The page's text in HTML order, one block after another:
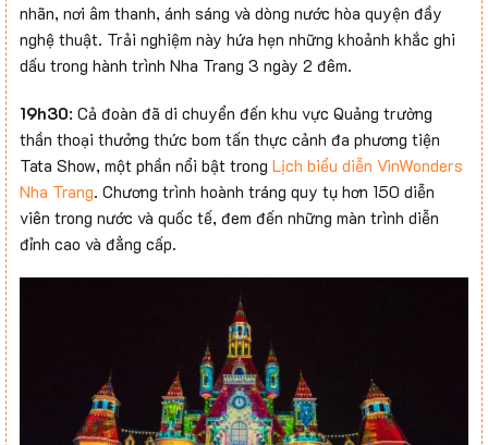
nhãn, nơi âm thanh, ánh sáng và dòng nước hòa quyện đầy
nghệ thuật. Trải nghiệm này hứa hẹn những khoảnh khắc ghi
dấu trong hành trình Nha Trang 3 ngày 2 đêm.
19h30: Cả đoàn đã di chuyển đến khu vực Quảng trường
thần thoại thưởng thức bom tấn thực cảnh đa phương tiện
Tata Show, một phần nổi bật trong Lịch biểu diễn VinWonders
Nha Trang. Chương trình hoành tráng quy tụ hơn 150 diễn
viên trong nước và quốc tế, đem đến những màn trình diễn
đỉnh cao và đẳng cấp.